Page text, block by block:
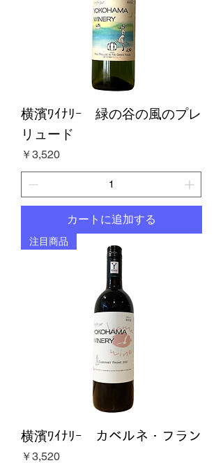
横濱ﾜｲﾅﾘｰ 緑の谷の風のプレ
リュード
価格
￥3,520
カートに追加する
注目商品
横濱ﾜｲﾅﾘｰ カベルネ・フラン
価格
￥3,520